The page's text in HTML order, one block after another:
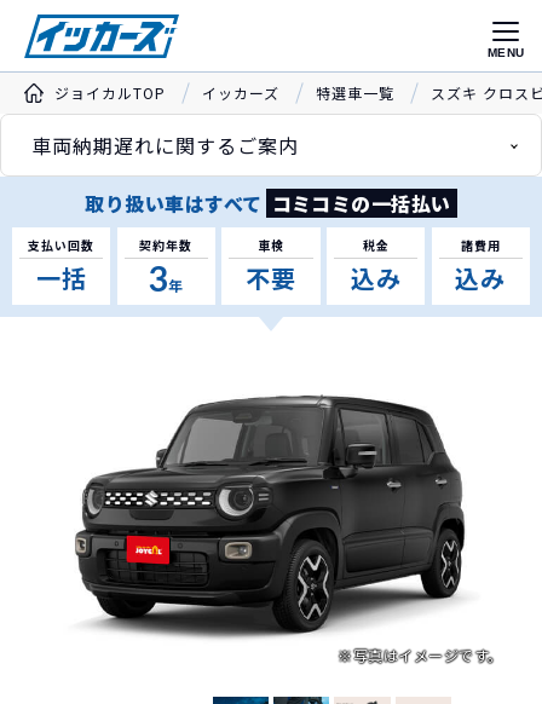
MENU
ジョイカルTOP イッカーズ 特選車一覧 スズキ クロス
車両納期遅れに関するご案内
取り扱い車はすべて コミコミの一括払い
支払い回数
一括
契約年数
3年
車検
不要
税金
込み
諸費用
込み